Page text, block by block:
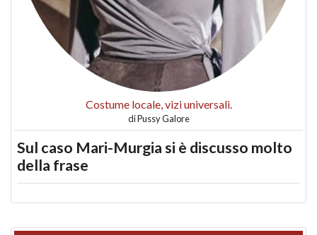
Costume locale, vizi universali.
diPussy Galore
Sul caso Mari-Murgia si è discusso molto
della frase